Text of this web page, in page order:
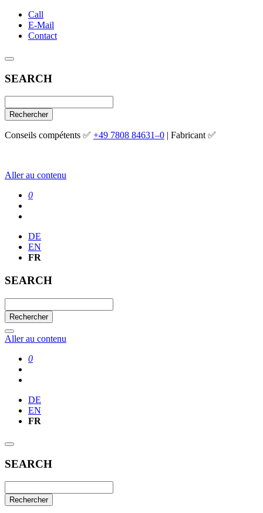
Call
E-Mail
Contact
SEARCH
Rechercher
Conseils compétents ✅ +49 7808 84631–0 | Fabricant ✅
Aller au contenu
0
DE
EN
FR
SEARCH
Rechercher
Aller au contenu
0
DE
EN
FR
SEARCH
Rechercher